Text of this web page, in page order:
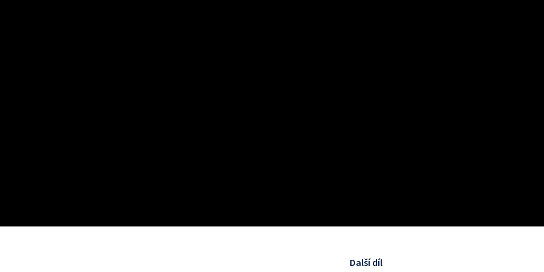
Další díl